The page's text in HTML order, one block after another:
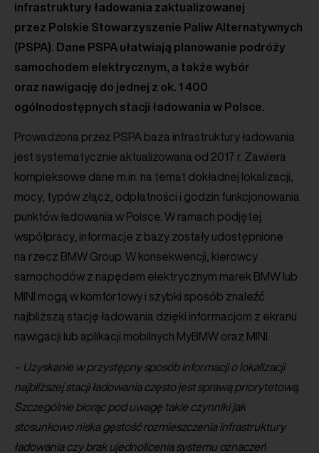
infrastruktury ładowania zaktualizowanej
przez Polskie Stowarzyszenie Paliw Alternatywnych
(PSPA). Dane PSPA ułatwiają planowanie podróży
samochodem elektrycznym, a także wybór
oraz nawigację do jednej z ok. 1 400
ogólnodostępnych stacji ładowania w Polsce.
Prowadzona przez PSPA baza infrastruktury ładowania
jest systematycznie aktualizowana od 2017 r. Zawiera
kompleksowe dane m.in. na temat dokładnej lokalizacji,
mocy, typów złącz, odpłatności i godzin funkcjonowania
punktów ładowania w Polsce. W ramach podjętej
współpracy, informacje z bazy zostały udostępnione
na rzecz BMW Group. W konsekwencji, kierowcy
samochodów z napędem elektrycznym marek BMW lub
MINI mogą w komfortowy i szybki sposób znaleźć
najbliższą stację ładowania dzięki informacjom z ekranu
nawigacji lub aplikacji mobilnych MyBMW oraz MINI.
– Uzyskanie w przystępny sposób informacji o lokalizacji
najbliższej stacji ładowania często jest sprawą priorytetową.
Szczególnie biorąc pod uwagę takie czynniki jak
stosunkowo niska gęstość rozmieszczenia infrastruktury
ładowania czy brak ujednolicenia systemu oznaczeń